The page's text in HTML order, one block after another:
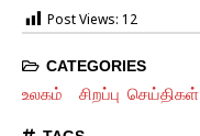
Post Views: 12
CATEGORIES
உலகம் சிறப்பு செய்திகள்